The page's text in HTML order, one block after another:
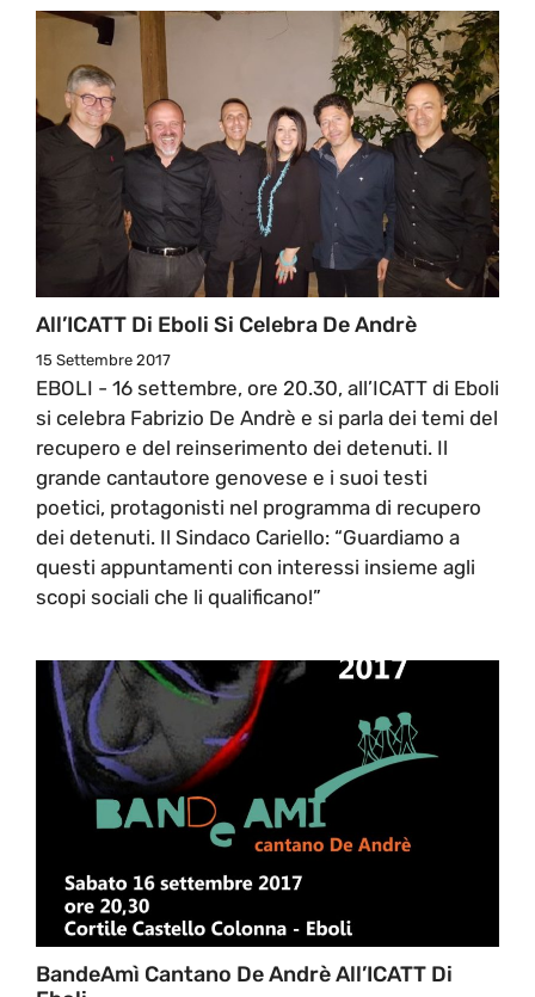
All’ICATT Di Eboli Si Celebra De Andrè
15 Settembre 2017
EBOLI - 16 settembre, ore 20.30, all’ICATT di Eboli
si celebra Fabrizio De Andrè e si parla dei temi del
recupero e del reinserimento dei detenuti. Il
grande cantautore genovese e i suoi testi
poetici, protagonisti nel programma di recupero
dei detenuti. Il Sindaco Cariello: “Guardiamo a
questi appuntamenti con interessi insieme agli
scopi sociali che li qualificano!”
BandeAmì Cantano De Andrè All’ICATT Di